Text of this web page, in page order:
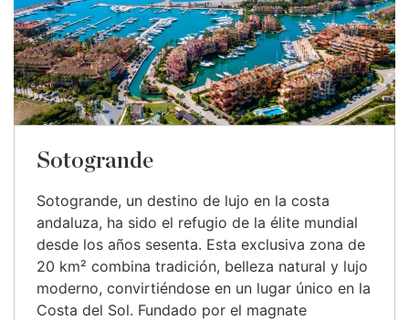
Sotogrande
Sotogrande, un destino de lujo en la costa
andaluza, ha sido el refugio de la élite mundial
desde los años sesenta. Esta exclusiva zona de
20 km² combina tradición, belleza natural y lujo
moderno, convirtiéndose en un lugar único en la
Costa del Sol. Fundado por el magnate